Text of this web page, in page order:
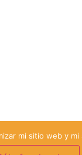
mi sitio web y mi